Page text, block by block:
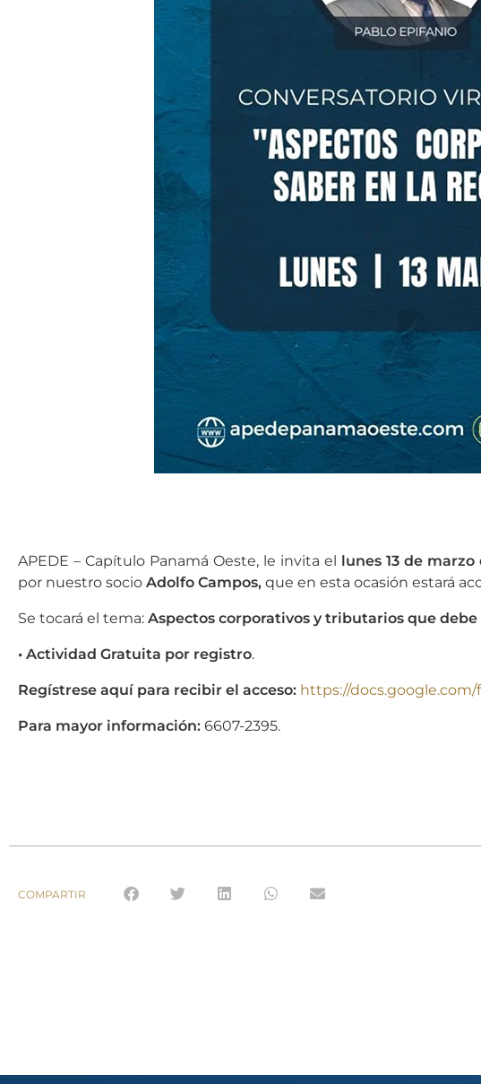
APEDE – Capítulo Panamá Oeste, le invita el lunes 13 de marzo
por nuestro socio Adolfo Campos, que en esta ocasión estará
Se tocará el tema: Aspectos corporativos y tributarios que
• Actividad Gratuita por registro.
Regístrese aquí para recibir el acceso: https://docs.google.com/
Para mayor información: 6607-2395.
COMPARTIR